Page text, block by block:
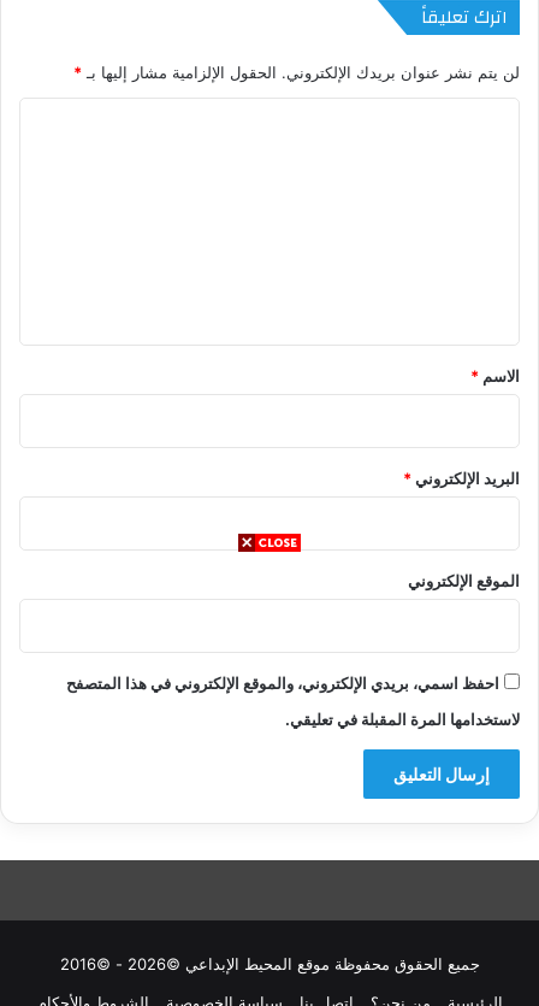
اترك تعليقاً
لن يتم نشر عنوان بريدك الإلكتروني. الحقول الإلزامية مشار إليها بـ*
*
الاسم *
البريد الإلكتروني*
الموقع الإلكتروني
احفظ اسمي، بريدي الإلكتروني، والموقع الإلكتروني في هذا المتصفح
لاستخدامها المرة المقبلة في تعليقي.
جميع الحقوق محفوظة موقع المحيط الإبداعي ©2026 - ©2016